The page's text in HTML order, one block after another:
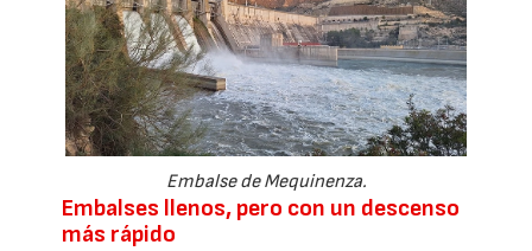
Embalse de Mequinenza.
Embalses llenos, pero con un descenso
más rápido